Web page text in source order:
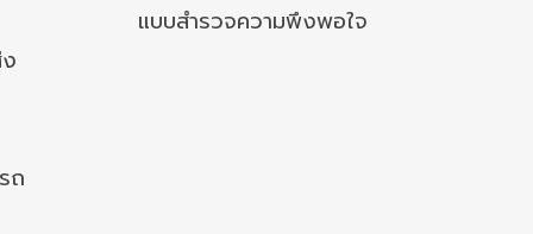
แบบสำรวจความพึงพอใจ
ถ